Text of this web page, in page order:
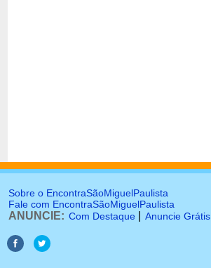
Sobre o EncontraSãoMiguelPaulista
Fale com EncontraSãoMiguelPaulista
ANUNCIE: Com Destaque Anuncie Grátis